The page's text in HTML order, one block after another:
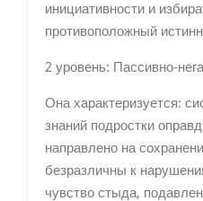
инициативности и
противоположный
2 уровень: Пассивно-
Она характеризуется:
знаний подростки
направлено на
безразличны к
чувство стыда,